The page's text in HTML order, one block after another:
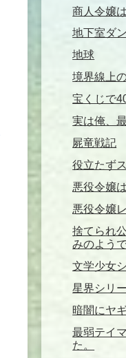
商人令嬢
地下室ダ
地球
境界線上
宝くじで
実は俺、
屍竜戦記
役立たず
悪役令嬢
悪役令嬢
捨てられ
みのよう
文学少女
星界シリ
暗闇にヤ
最弱テイ
た。